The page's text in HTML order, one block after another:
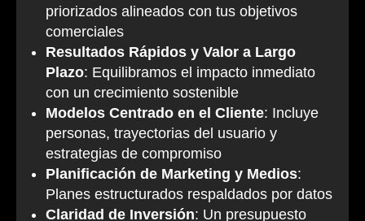
priorizados alineados con tus objetivos
comerciales
Resultados Rápidos y Valor a Largo
Plazo: Equilibramos el impacto inmediato
con un crecimiento sostenible
Modelos Centrado en el Cliente: Incluye
personas, trayectorias del usuario y
estrategias de compromiso
Planificación de Marketing y Medios:
Planes estructurados respaldados por datos
Claridad de Inversión: Un presupuesto